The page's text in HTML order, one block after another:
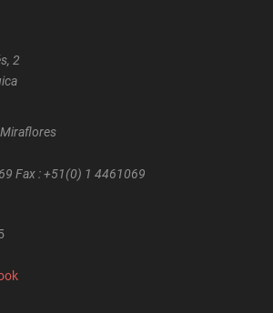
2
Fax : +51(0) 1 4461069